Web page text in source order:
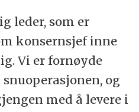
leder, som er
konsernsjef inne
Vi er fornøyde
og
med å levere i